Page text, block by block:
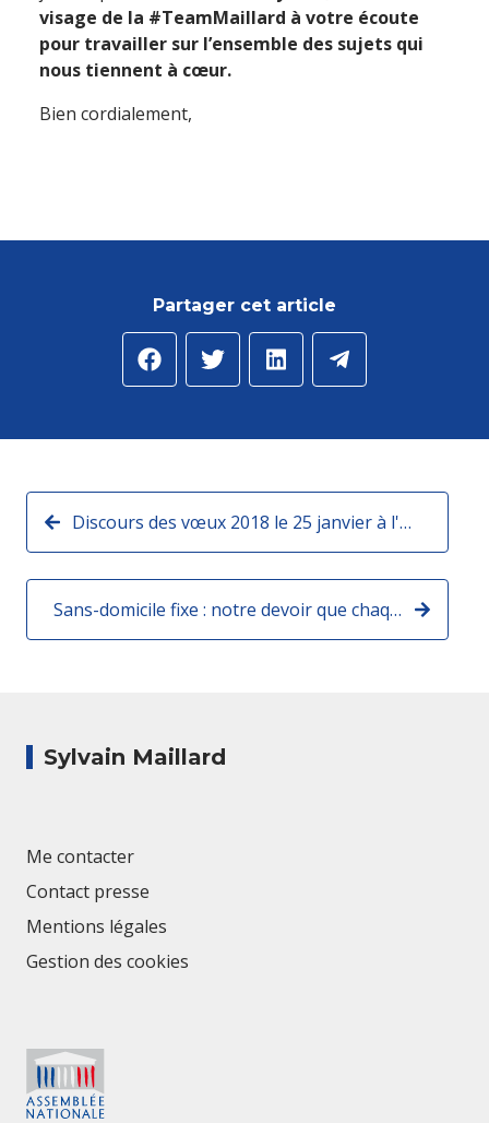
visage de la #TeamMaillard à votre écoute
pour travailler sur l’ensemble des sujets qui
nous tiennent à cœur.
Bien cordialement,
Partager cet article
Discours des vœux 2018 le 25 janvier à l'Assemblée nationale
Sans-domicile fixe : notre devoir que chaque SDF se voit proposer une solution de mise à l’abri !
Sylvain Maillard
Me contacter
Contact presse
Mentions légales
Gestion des cookies